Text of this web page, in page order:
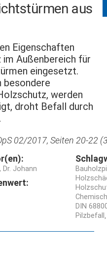
aus
Eigenschaften
Außenbereich für
eingesetzt.
besondere
werden
droht Befall durch
02/2017, Seiten 20-22
Dr. Johann
DIN
Pilzbefall